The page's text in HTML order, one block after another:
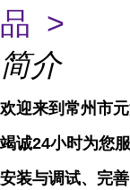
品 >
简介
欢迎来到常州市
竭诚24小时为您
安装与调试、完